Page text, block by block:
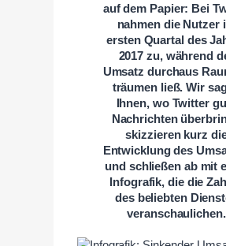
auf dem Papier: Bei
nahmen die Nutzer
ersten Quartal des
2017 zu, während
Umsatz durchaus
träumen ließ. Wir
Ihnen, wo Twitter
Nachrichten
skizzieren kurz
Entwicklung des
und schließen ab mit
Infografik, die die
des beliebten
veranschaulichen.